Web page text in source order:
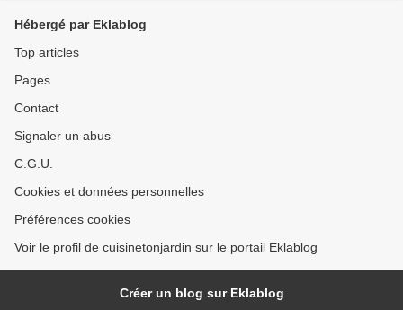
Hébergé par Eklablog
Top articles
Pages
Contact
Signaler un abus
C.G.U.
Cookies et données personnelles
Préférences cookies
Voir le profil de cuisinetonjardin sur le portail Eklablog
Créer un blog sur Eklablog